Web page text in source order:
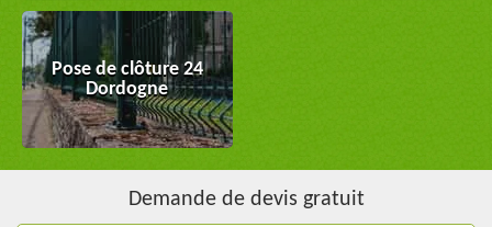
Pose de clôture 24
Dordogne
Demande de devis gratuit